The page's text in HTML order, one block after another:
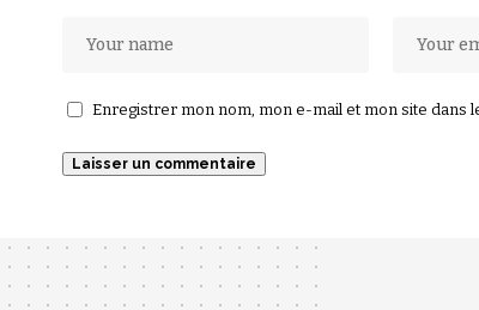
Enregistrer mon nom, mon e-mail et mon site dans